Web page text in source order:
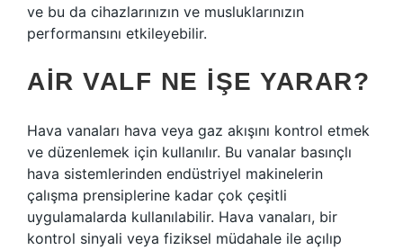
ve bu da cihazlarınızın ve musluklarınızın
performansını etkileyebilir.
AIR VALF NE IŞE YARAR?
Hava vanaları hava veya gaz akışını kontrol etmek
ve düzenlemek için kullanılır. Bu vanalar basınçlı
hava sistemlerinden endüstriyel makinelerin
çalışma prensiplerine kadar çok çeşitli
uygulamalarda kullanılabilir. Hava vanaları, bir
kontrol sinyali veya fiziksel müdahale ile açılıp